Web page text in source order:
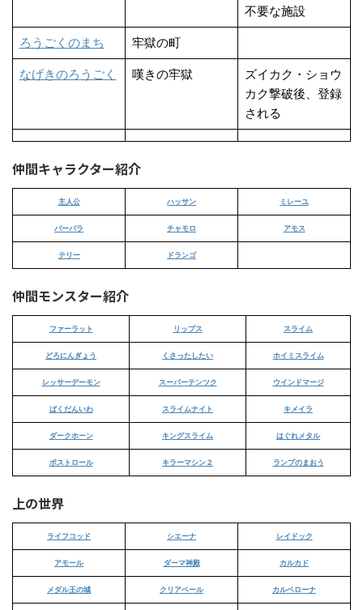
不要な施設
ろうごくのまち 牢獄の町
なげきのろうごく 嘆きの牢獄
ズイカク・ショウ
カク撃破後、登録
される
仲間キャラクター紹介
主人公 ハッサン ミレーユ
バーバラ チャモロ アモス
テリー ドランゴ
仲間モンスター紹介
ファーラット リップス スライム
どろにんぎょう くさったしたい ホイミスライム
レッサーデーモン スーパーテンツク ウインドマージ
ばくだんいわ スライムナイト キメイラ
ダークホーン キングスライム はぐれメタル
ボストロール キラーマシン２ ランプのまおう
上の世界
ライフコッド シエーナ レイドック
アモール ダーマ神殿 カルカド
メダル王の城 クリアベール カルベローナ